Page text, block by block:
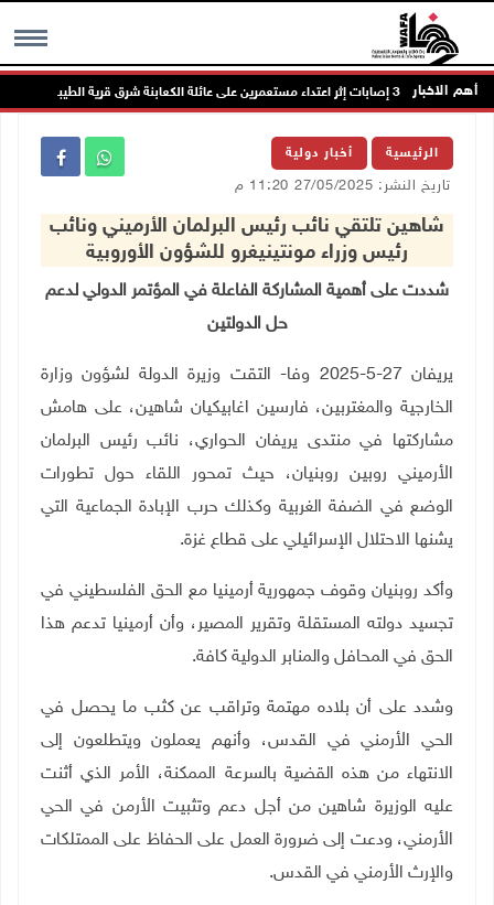
MENU أهم الاخبار
‏3 إصابات إثر اعتداء مستعمرين على عائلة الكعابنة شرق قرية الطيبة
الرئيسية أخبار دولية
تاريخ النشر: 27/05/2025 11:20 م
شاهين تلتقي نائب رئيس البرلمان الأرميني ونائب
رئيس وزراء مونتينيغرو للشؤون الأوروبية
شددت على أهمية المشاركة الفاعلة في المؤتمر الدولي لدعم
حل الدولتين
يريفان 27-5-2025 وفا- التقت وزيرة الدولة لشؤون وزارة
الخارجية والمغتربين، فارسين اغابيكيان شاهين، على هامش
مشاركتها في منتدى يريفان الحواري، نائب رئيس البرلمان
الأرميني روبين روبنيان، حيث تمحور اللقاء حول تطورات
الوضع في الضفة الغربية وكذلك حرب الإبادة الجماعية التي
يشنها الاحتلال الإسرائيلي على قطاع غزة.
وأكد روبنيان وقوف جمهورية أرمينيا مع الحق الفلسطيني في
تجسيد دولته المستقلة وتقرير المصير، وأن أرمينيا تدعم هذا
الحق في المحافل والمنابر الدولية كافة.
وشدد على أن بلاده مهتمة وتراقب عن كثب ما يحصل في
الحي الأرمني في القدس، وأنهم يعملون ويتطلعون إلى
الانتهاء من هذه القضية بالسرعة الممكنة، الأمر الذي أثنت
عليه الوزيرة شاهين من أجل دعم وتثبيت الأرمن في الحي
الأرمني، ودعت إلى ضرورة العمل على الحفاظ على الممتلكات
والإرث الأرمني في القدس.